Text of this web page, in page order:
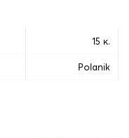
15 κ.
Polanik